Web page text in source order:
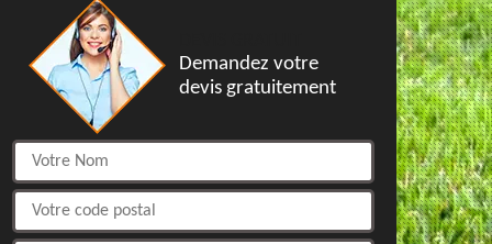
Demandez votre
devis gratuitement